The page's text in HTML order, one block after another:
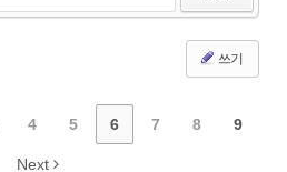
쓰기
4 5 6 7 8 9
Next